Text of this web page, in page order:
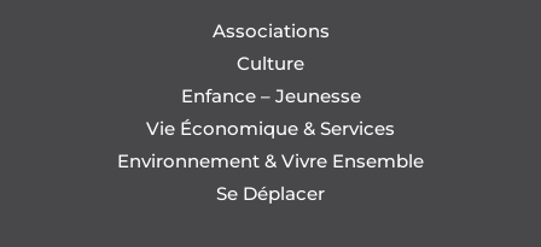
Associations
Culture
Enfance – Jeunesse
Vie Économique & Services
Environnement & Vivre Ensemble
Se Déplacer